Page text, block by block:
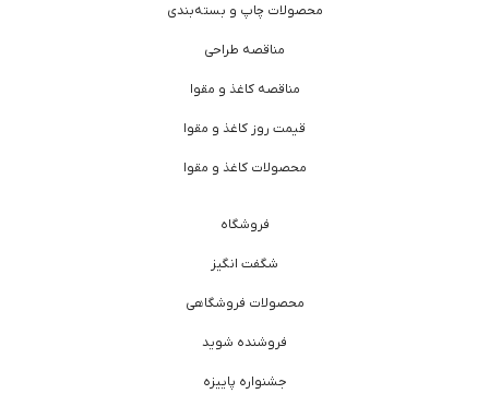
محصولات چاپ و بسته‌بندی
مناقصه طراحی
مناقصه کاغذ و مقوا
قیمت روز کاغذ و مقوا
محصولات کاغذ و مقوا
فروشگاه
شگفت انگیز
محصولات فروشگاهی
فروشنده شوید
جشنواره پاییزه